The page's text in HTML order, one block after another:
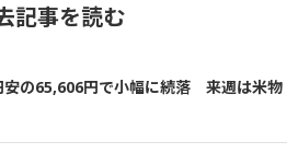
記事を読む
安の65,606円で小幅に続落 来週は米物